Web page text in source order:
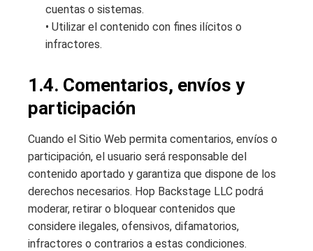
cuentas o sistemas.
• Utilizar el contenido con fines ilícitos o
infractores.
1.4. Comentarios, envíos y
participación
Cuando el Sitio Web permita comentarios, envíos o
participación, el usuario será responsable del
contenido aportado y garantiza que dispone de los
derechos necesarios. Hop Backstage LLC podrá
moderar, retirar o bloquear contenidos que
considere ilegales, ofensivos, difamatorios,
infractores o contrarios a estas condiciones.